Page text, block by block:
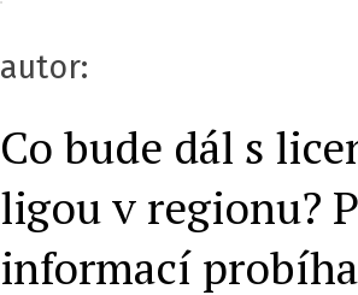
autor:
Co bude dál s
ligou v regionu?
informací